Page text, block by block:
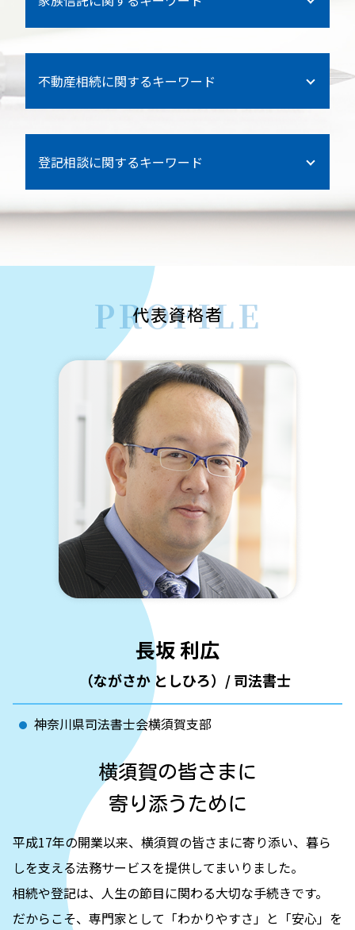
遺留分侵害額請求 時効
銀行 相続 戸籍
相続 子供 死亡
相続財産 調査
相続 民法
遺言書 開封
相続 遺留
婿養子 相続
公正証書遺言 証人
数次相続 登記
遺言 条件
家族信託 費用
家族信託 失敗
横浜市 相続
栄区 遺言書作成
家族信託 契約書
港南区 家族信託
磯子区 遺言書作成
逗子市 遺言書作成
横浜市 法人登記
港南区 相続
孫 信託
鎌倉市 相続
後見人 家族
家族信託 不動産
不動産相続に関するキーワード
家族信託 不動産
抵当権 相続
不動産信託 登記
空き家 信託
登記相談に関するキーワード
横須賀市 法人登記
三浦市 法人登記
不動産信託 登記
相続登記 司法書士 費用 相場
葉山町 法人登記
不動産 共有名義 相続
未登記建物 相続
横浜市 法人登記
鎌倉市 法人登記
相続人 申告 登記
港南区 法人登記
金沢区 法人登記
PROFILE
代表資格者
長坂 利広
（ながさか としひろ）/ 司法書士
神奈川県司法書士会横須賀支部
横須賀の皆さまに
寄り添うために
平成17年の開業以来、横須賀の皆さまに寄り添い、暮ら
しを支える法務サービスを提供してまいりました。
相続や登記は、人生の節目に関わる大切な手続きです。
だからこそ、専門家として「わかりやすさ」と「安心」を